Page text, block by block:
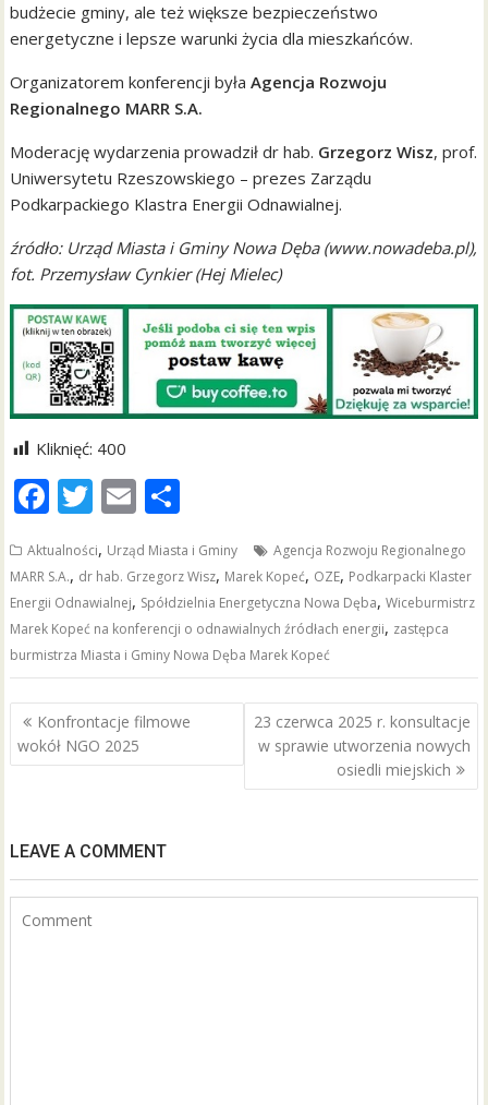
budżecie gminy, ale też większe bezpieczeństwo
energetyczne i lepsze warunki życia dla mieszkańców.
Organizatorem konferencji byłaAgencja Rozwoju
Regionalnego MARR S.A.
Moderację wydarzenia prowadził dr hab. Grzegorz Wisz, prof.
Uniwersytetu Rzeszowskiego – prezes Zarządu
Podkarpackiego Klastra Energii Odnawialnej.
źródło: Urząd Miasta i Gminy Nowa Dęba (www.nowadeba.pl),
fot. Przemysław Cynkier (Hej Mielec)
Kliknięć: 400
F
e
b
o
o
k
T
itt
er
E
ai
l
ar
e
Aktualności, Urząd Miasta i Gminy
Agencja Rozwoju Regionalnego
MARR S.A., dr hab. Grzegorz Wisz, Marek Kopeć, OZE, Podkarpacki Klaster
Energii Odnawialnej, Spółdzielnia Energetyczna Nowa Dęba,Wiceburmistrz
Marek Kopeć na konferencji o odnawialnych źródłach energii, zastępca
burmistrza Miasta i Gminy Nowa Dęba Marek Kopeć
Nawigacja
wpisu
Konfrontacje filmowe
wokół NGO 2025
23 czerwca 2025 r. konsultacje
w sprawie utworzenia nowych
osiedli miejskich
LEAVE A COMMENT